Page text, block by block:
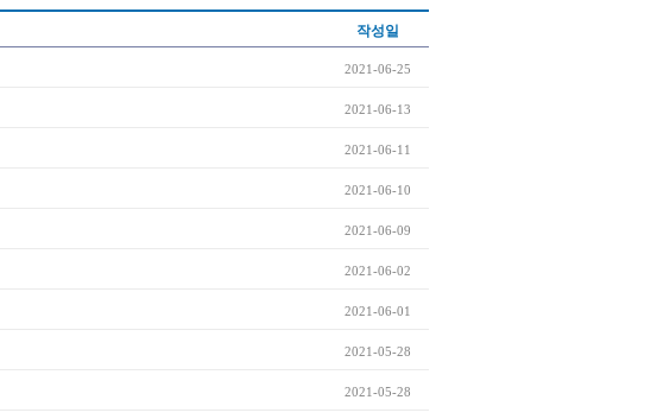
작성일
2021-06-25
2021-06-13
2021-06-11
2021-06-10
2021-06-09
2021-06-02
2021-06-01
2021-05-28
2021-05-28